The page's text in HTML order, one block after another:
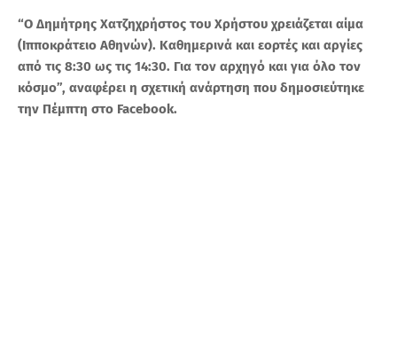
“Ο Δημήτρης Χατζηχρήστος του Χρήστου χρειάζεται αίμα
(Ιπποκράτειο Αθηνών). Καθημερινά και εορτές και αργίες
από τις 8:30 ως τις 14:30. Για τον αρχηγό και για όλο τον
κόσμο”, αναφέρει η σχετική ανάρτηση που δημοσιεύτηκε
την Πέμπτη στο Facebook.